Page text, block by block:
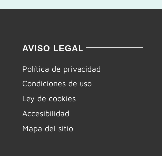
AVISO LEGAL
Política de privacidad
Condiciones de uso
Ley de cookies
Accesibilidad
Mapa del sitio